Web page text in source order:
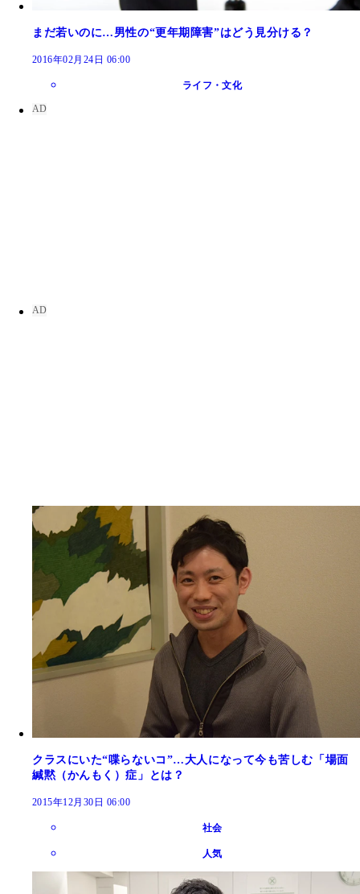
まだ若いのに…男性の“更年期障害”はどう見分ける？
2016年02月24日 06:00
ライフ・文化
クラスにいた“喋らないコ”…大人になって今も苦しむ「場面
緘黙（かんもく）症」とは？
2015年12月30日 06:00
社会
人気